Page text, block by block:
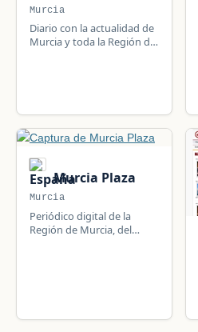
Murcia
Diario con la actualidad de
Murcia y toda la Región de
Murcia Plaza
Murcia
Periódico digital de la
Región de Murcia, del